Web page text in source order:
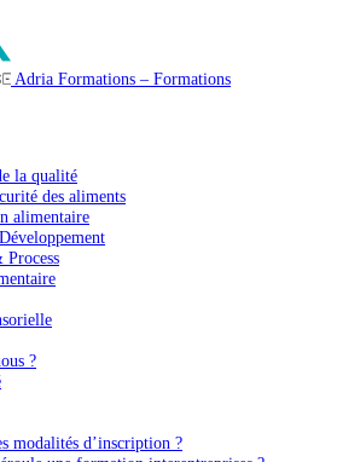
Adria Formations – Formations
la qualité
des aliments
alimentaire
?
modalités d’inscription ?